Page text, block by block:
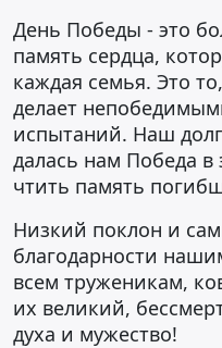
День Победы - это
память сердца,
каждая семья. Это
делает
испытаний. Наш
далась нам Победа
чтить память
Низкий поклон и
благодарности
всем труженикам,
их великий,
духа и мужество!